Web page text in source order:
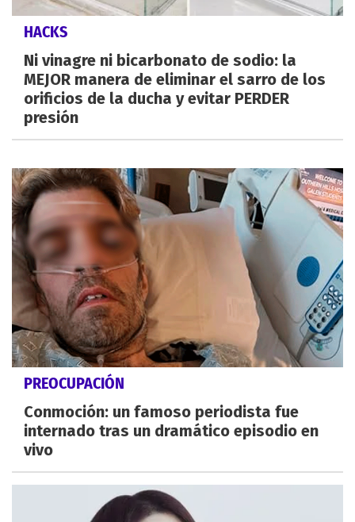
HACKS
Ni vinagre ni bicarbonato de sodio: la
MEJOR manera de eliminar el sarro de los
orificios de la ducha y evitar PERDER
presión
PREOCUPACIÓN
Conmoción: un famoso periodista fue
internado tras un dramático episodio en
vivo